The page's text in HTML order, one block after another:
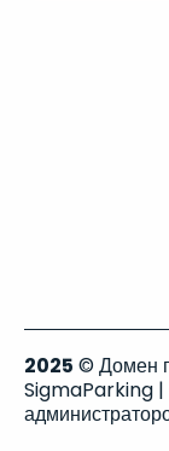
2025 © Домен
SigmaParking |